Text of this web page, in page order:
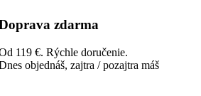
zdarma
119 €. Rýchle doručenie.
objednáš, zajtra / pozajtra máš